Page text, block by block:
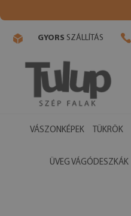
GYORS SZÁLLÍTÁS
VÁSZONKÉPEK TÜKRÖK
ÜVEG VÁGÓDESZKÁK